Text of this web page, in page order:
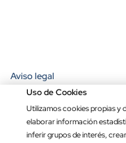
Aviso legal
Política de privacidad
Condiciones de compra
Ley de transparencia
Uso de Cookies
Utilizamos cookies propias y
elaborar información
inferir grupos de interés,